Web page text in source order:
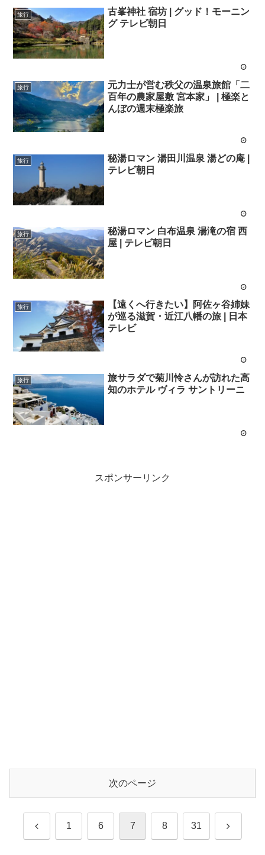
旅行
古峯神社 宿坊 | グッド！モーニン
グ テレビ朝日
旅行
元力士が営む秩父の温泉旅館「二
百年の農家屋敷 宮本家」 | 極楽と
んぼの週末極楽旅
旅行
秘湯ロマン 湯田川温泉 湯どの庵 |
テレビ朝日
旅行
秘湯ロマン 白布温泉 湯滝の宿 西
屋 | テレビ朝日
旅行
【遠くへ行きたい】阿佐ヶ谷姉妹
が巡る滋賀・近江八幡の旅 | 日本
テレビ
旅行
旅サラダで菊川怜さんが訪れた高
知のホテル ヴィラ サントリーニ
スポンサーリンク
次のページ
前 1 6 7 8 31 次